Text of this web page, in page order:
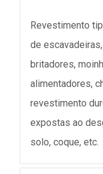
Revestimento
de
britadores,
alimentadores,
revestimento
expostas ao
solo, coque, etc.